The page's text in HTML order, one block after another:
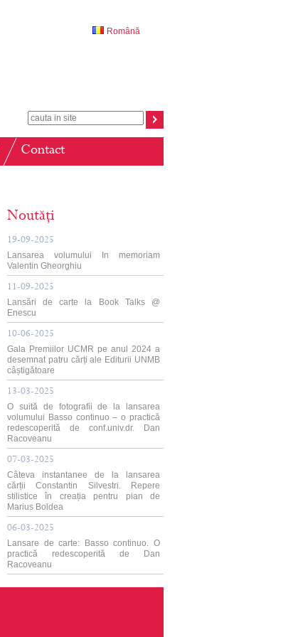
Română
Contact
Noutăți
19-09-2025
Lansarea volumului In memoriam
Valentin Gheorghiu
11-09-2025
Lansări de carte la Book Talks @
Enescu
10-06-2025
Gala Premiilor UCMR pe anul 2024 a
desemnat patru cărți ale Editurii UNMB
câștigătoare
13-03-2025
O suită de fotografii de la lansarea
volumului Basso continuo – o practică
redescoperită de conf.univ.dr. Dan
Racoveanu
07-03-2025
Câteva instantanee de la lansarea
cărții Constantin Silvestri. Repere
stilistice în creația pentru pian de
Marius Boldea
06-03-2025
Lansare de carte: Basso continuo. O
practică redescoperită de Dan
Racoveanu